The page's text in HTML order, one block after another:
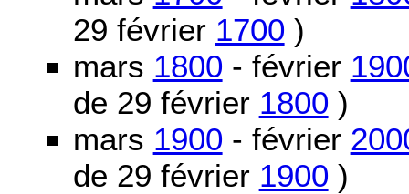
29 février 1700 )
mars 1800 - février
de 29 février 1800 )
mars 1900 - février
de 29 février 1900 )